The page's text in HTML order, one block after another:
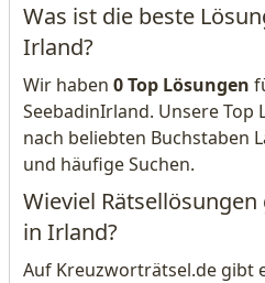
Was ist die beste
Irland?
Wir haben 0 Top Lösungen
SeebadinIrland. Unsere Top
nach beliebten Buchstaben
und häufige Suchen.
Wieviel
in Irland?
Auf Kreuzworträtsel.de gibt